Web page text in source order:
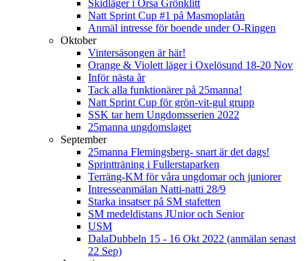
Skidläger i Orsa Grönklitt
Natt Sprint Cup #1 på Masmoplatån
Anmäl intresse för boende under O-Ringen
Oktober
Vintersäsongen är här!
Orange & Violett läger i Oxelösund 18-20 Nov
Inför nästa år
Tack alla funktionärer på 25manna!
Natt Sprint Cup för grön-vit-gul grupp
SSK tar hem Ungdomsserien 2022
25manna ungdomslaget
September
25manna Flemingsberg- snart är det dags!
Sprintträning i Fullerstaparken
Terräng-KM för våra ungdomar och juniorer
Intresseanmälan Natti-natti 28/9
Starka insatser på SM stafetten
SM medeldistans JUnior och Senior
USM
DalaDubbeln 15 - 16 Okt 2022 (anmälan senast
22 Sep)